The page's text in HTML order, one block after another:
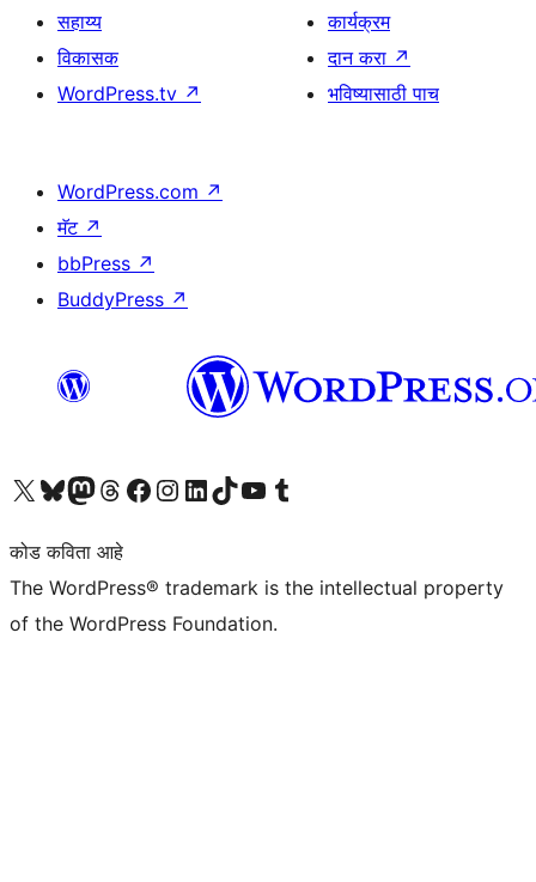
सहाय्य
विकासक
WordPress.tv ↗
कार्यक्रम
दान करा ↗
भविष्यासाठी पाच
WordPress.com ↗
मॅट ↗
bbPress ↗
BuddyPress ↗
आमच्या X (एक्स) (पूर्वीचे ट्विटर) खात्याला भेट द्या आमच्या ब्लूस्की खात्याला भेट द्या.आमच्या Mastodon खात्याला भेट द्या.आमच्या थ्रेड्स खात्याला भेट द्या. आमच्या फेसबुक पेजला भेट द्या आमच्या इंस्टाग्राम खात्याला भेट द्या आमच्या लिंक्डइन खात्याला भेट द्या आमच्या टिकटॉक अकाउंटला भेट द्या.आमच्या यूट्यूब चॅनेलला भेट द्या आमच्या टंबलर खात्याला भेट द्या.
कोड कविता आहे
The WordPress® trademark is the intellectual property
of the WordPress Foundation.